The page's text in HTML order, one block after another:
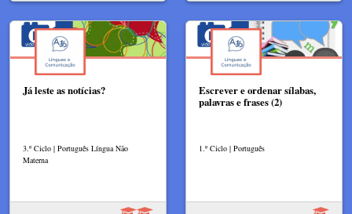
Já leste as notícias?
3.º Ciclo | Português Língua Não
Materna
Escrever e ordenar sílabas,
palavras e frases (2)
1.º Ciclo | Português